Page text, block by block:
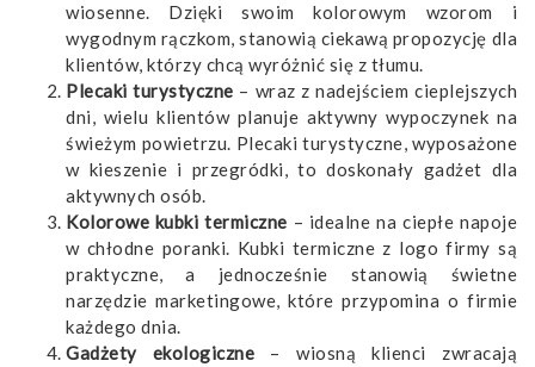
wiosenne. Dzięki swoim kolorowym wzorom i
wygodnym rączkom, stanowią ciekawą propozycję dla
klientów, którzy chcą wyróżnić się z tłumu.
Plecaki turystyczne – wraz z nadejściem cieplejszych
dni, wielu klientów planuje aktywny wypoczynek na
świeżym powietrzu. Plecaki turystyczne, wyposażone
w kieszenie i przegródki, to doskonały gadżet dla
aktywnych osób.
Kolorowe kubki termiczne – idealne na ciepłe napoje
w chłodne poranki. Kubki termiczne z logo firmy są
praktyczne, a jednocześnie stanowią świetne
narzędzie marketingowe, które przypomina o firmie
każdego dnia.
Gadżety ekologiczne – wiosną klienci zwracają